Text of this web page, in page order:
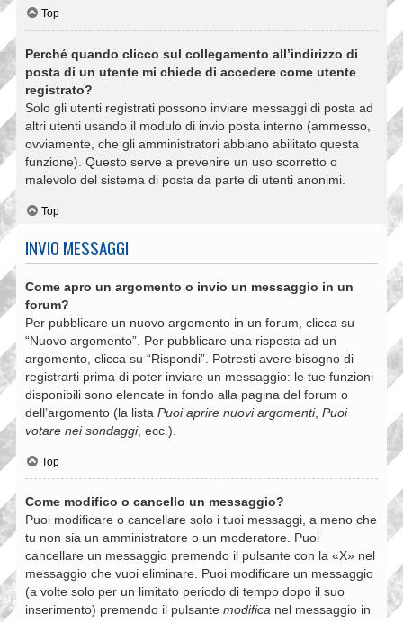
Top
Perché quando clicco sul collegamento all’indirizzo di
posta di un utente mi chiede di accedere come utente
registrato?
Solo gli utenti registrati possono inviare messaggi di posta ad
altri utenti usando il modulo di invio posta interno (ammesso,
ovviamente, che gli amministratori abbiano abilitato questa
funzione). Questo serve a prevenire un uso scorretto o
malevolo del sistema di posta da parte di utenti anonimi.
Top
INVIO MESSAGGI
Come apro un argomento o invio un messaggio in un
forum?
Per pubblicare un nuovo argomento in un forum, clicca su
“Nuovo argomento”. Per pubblicare una risposta ad un
argomento, clicca su “Rispondi”. Potresti avere bisogno di
registrarti prima di poter inviare un messaggio: le tue funzioni
disponibili sono elencate in fondo alla pagina del forum o
dell’argomento (la lista Puoi aprire nuovi argomenti, Puoi
votare nei sondaggi, ecc.).
Top
Come modifico o cancello un messaggio?
Puoi modificare o cancellare solo i tuoi messaggi, a meno che
tu non sia un amministratore o un moderatore. Puoi
cancellare un messaggio premendo il pulsante con la «X» nel
messaggio che vuoi eliminare. Puoi modificare un messaggio
(a volte solo per un limitato periodo di tempo dopo il suo
inserimento) premendo il pulsante modifica nel messaggio in